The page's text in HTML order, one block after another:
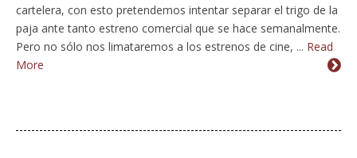
cartelera, con esto pretendemos intentar separar el trigo de la
paja ante tanto estreno comercial que se hace semanalmente.
Pero no sólo nos limataremos a los estrenos de cine, ... Read
More